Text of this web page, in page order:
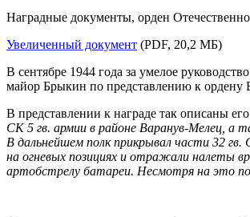
Наградные документы, орден
Увеличенный документ (PDF, 20,2 МБ)
В сентябре 1944 года за умелое
майор Брыкин по представлению к ордену
В представлении к награде так описаны
СК 5 гв. армии в районе Варанув-Мелец, а
В дальнейшем полк прикрывал части 32
на огневых позициях и отражали налеты
артобстрелу батареи. Несмотря на это